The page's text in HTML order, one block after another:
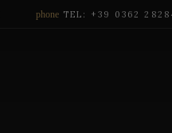
phone TEL: +39 0362